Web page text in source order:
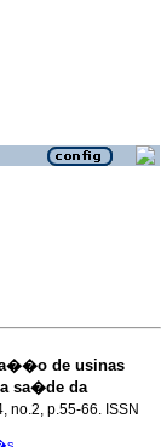
de usinas
sa�de da
no.2, p.55-66. ISSN